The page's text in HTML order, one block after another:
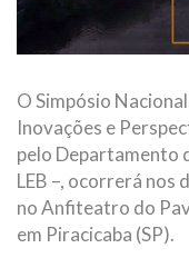
O Simpósio
Inovações e
pelo Departamento
LEB –, ocorrerá nos
no Anfiteatro do
em Piracicaba (SP).